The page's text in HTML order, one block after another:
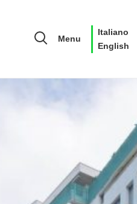
Menu
Italiano
English